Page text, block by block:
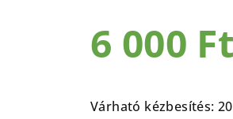
0,0
csillag.
6 000 Ft
Várható kézbesítés: